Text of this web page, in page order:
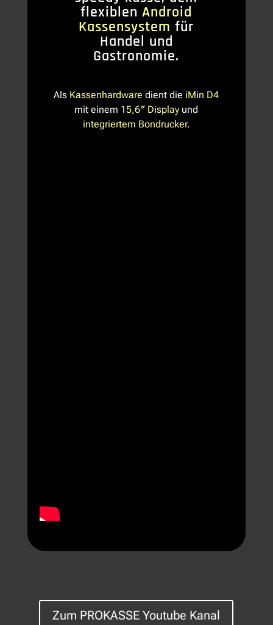
flexiblen Android
Kassensystem für
Handel und
Gastronomie.
Als Kassenhardware dient die iMin D4
mit einem 15,6″ Display und
integriertem Bondrucker.
Zum PROKASSE Youtube Kanal